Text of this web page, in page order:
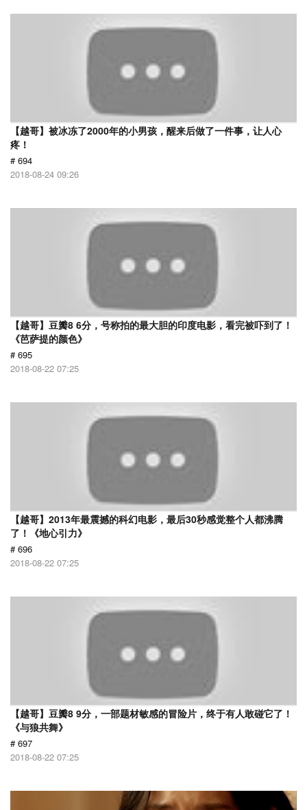
【越哥】被冰冻了2000年的小男孩，醒来后做了一件事，让人心
疼！
# 694
2018-08-24 09:26
【越哥】豆瓣8 6分，号称拍的最大胆的印度电影，看完被吓到了！
《芭萨提的颜色》
# 695
2018-08-22 07:25
【越哥】2013年最震撼的科幻电影，最后30秒感觉整个人都沸腾
了！《地心引力》
# 696
2018-08-22 07:25
【越哥】豆瓣8 9分，一部题材敏感的冒险片，终于有人敢碰它了！
《与狼共舞》
# 697
2018-08-22 07:25